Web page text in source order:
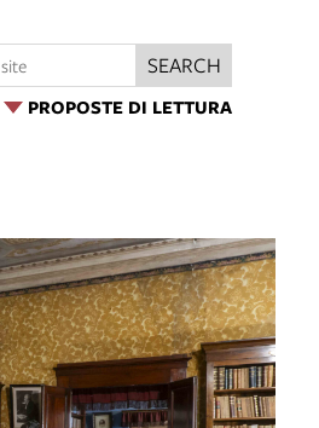
PROPOSTE DI LETTURA
SEARCH